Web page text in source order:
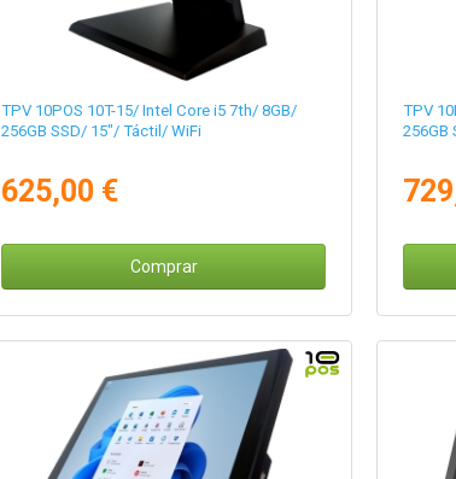
TPV 10POS 10T-15/ Intel Core i5 7th/ 8GB/
256GB SSD/ 15"/ Táctil/ WiFi
625,00 €
Comprar
TPV
256GB